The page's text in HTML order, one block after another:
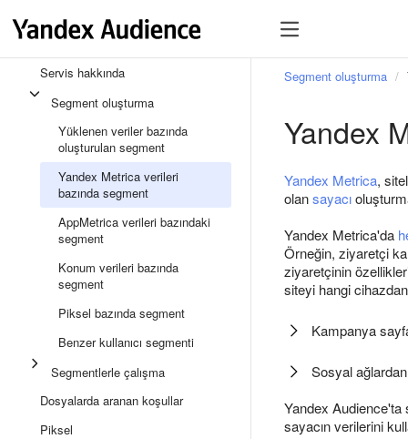
Servis hakkında
Segment oluşturma
Yüklenen veriler bazında
oluşturulan segment
Yandex Metrica verileri
bazında segment
AppMetrica verileri bazındaki
segment
Konum verileri bazında
segment
Piksel bazında segment
Benzer kullanıcı segmenti
Segmentlerle çalışma
Dosyalarda aranan koşullar
Piksel
Segment oluşturma
Yandex
Yandex Metrica,
olansayacı
Yandex Metrica'da
Örneğin, ziyaretçi
ziyaretçinin
siteyi hangi
Kampanya
Sosyal
Yandex Audience'ta
sayacın verilerini